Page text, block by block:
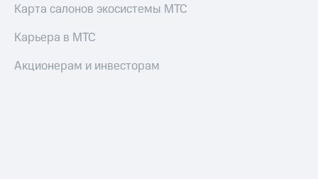
Карта салонов экосистемы МТС
Карьера в МТС
Акционерам и инвесторам